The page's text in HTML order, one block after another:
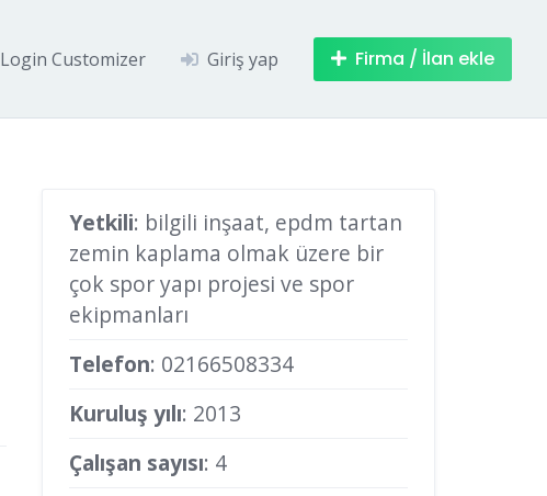
Login Customizer Giriş yap Firma / İlan ekle
Yetkili: bilgili inşaat, epdm tartan
zemin kaplama olmak üzere bir
çok spor yapı projesi ve spor
ekipmanları
Telefon: 02166508334
Kuruluş yılı: 2013
Çalışan sayısı: 4